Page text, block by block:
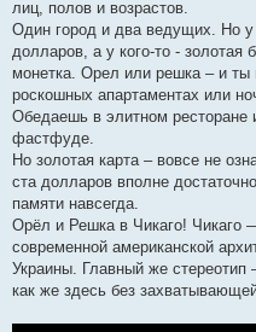
д
о
м
л
е
н
я
лиц, полов и возрастов.
Один город и два ведущих. Но у
долларов, а у кого-то - золотая
монетка. Орел или решка – и
роскошных апартаментах или
Обедаешь в элитном ресторане
фастфуде.
Но золотая карта – вовсе не
ста долларов вполне
памяти навсегда.
Орёл и Решка в Чикаго! Чикаго
современной американской
Украины. Главный же стереотип
как же здесь без